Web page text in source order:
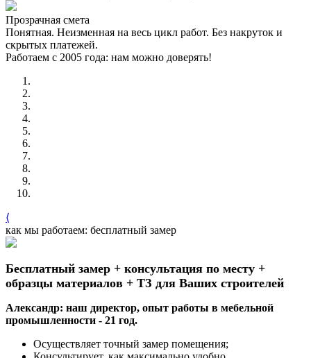
Прозрачная смета
Понятная. Неизменная на весь цикл работ. Без накруток и
скрытых платежей.
Работаем с 2005 года: нам можно доверять!
⟨
как мы работаем: бесплатный замер
Бесплатный замер + консультация по месту +
образцы материалов + ТЗ для Ваших строителей
Александр: наш директор, опыт работы в мебельной
промышленности - 21 год.
Осуществляет точный замер помещения;